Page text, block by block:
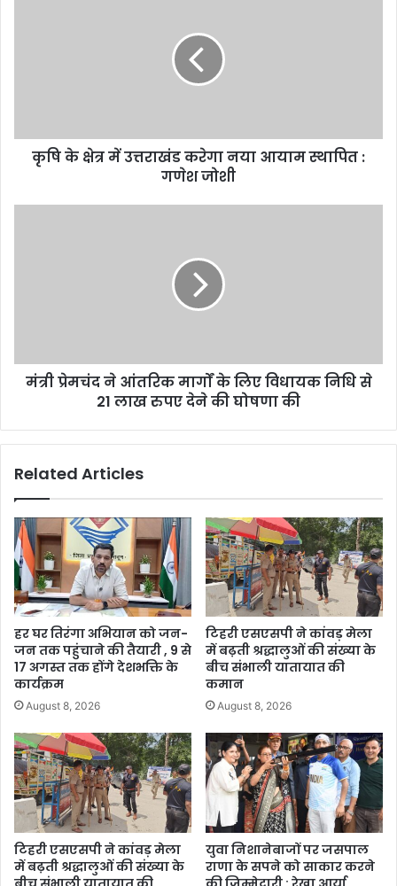
कृषि के क्षेत्र में उत्तराखंड करेगा नया आयाम स्थापित :
गणेश जोशी
मंत्री प्रेमचंद ने आंतरिक मार्गों के लिए विधायक निधि से
21 लाख रुपए देने की घोषणा की
Related Articles
हर घर तिरंगा अभियान को जन-
जन तक पहुंचाने की तैयारी , 9 से
17 अगस्त तक होंगे देशभक्ति के
कार्यक्रम
August 8, 2026
टिहरी एसएसपी ने कांवड़ मेला
में बढ़ती श्रद्धालुओं की संख्या के
बीच संभाली यातायात की
कमान
August 8, 2026
टिहरी एसएसपी ने कांवड़ मेला
में बढ़ती श्रद्धालुओं की संख्या के
युवा निशानेबाजों पर जसपाल
राणा के सपने को साकार करने